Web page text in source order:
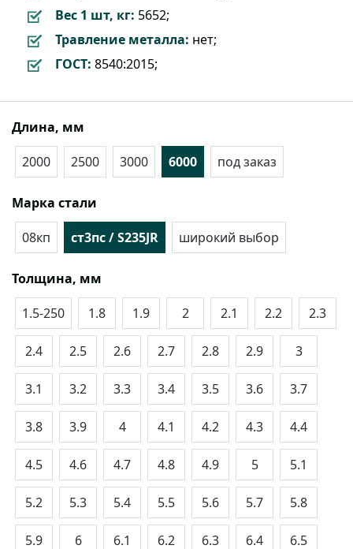
Вес 1 шт, кг: 5652;
Травление металла: нет;
ГОСТ: 8540:2015;
Длина, мм
2000
2500 3000 6000 под заказ
Марка стали
08кп
ст3пс / S235JR широкий выбор
Толщина, мм
1.5-250
1.8 1.9 2 2.1 2.2 2.3
2.4 2.5 2.6 2.7 2.8 2.9 3
3.1 3.2 3.3 3.4 3.5 3.6 3.7
3.8 3.9 4 4.1 4.2 4.3 4.4
4.5 4.6 4.7 4.8 4.9 5 5.1
5.2 5.3 5.4 5.5 5.6 5.7 5.8
5.9 6 6.1 6.2 6.3 6.4 6.5